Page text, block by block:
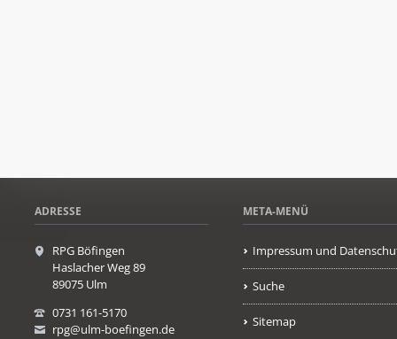
ADRESSE
RPG Böfingen
Haslacher Weg 89
89075 Ulm
0731 161-5170
rpg@ulm-boefingen.de
META-MENÜ
Impressum und
Suche
Sitemap